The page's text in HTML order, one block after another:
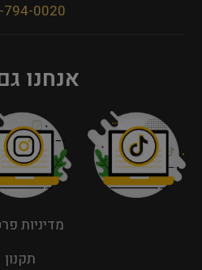
794-0020
אנחנו
מדיניות
תקנון